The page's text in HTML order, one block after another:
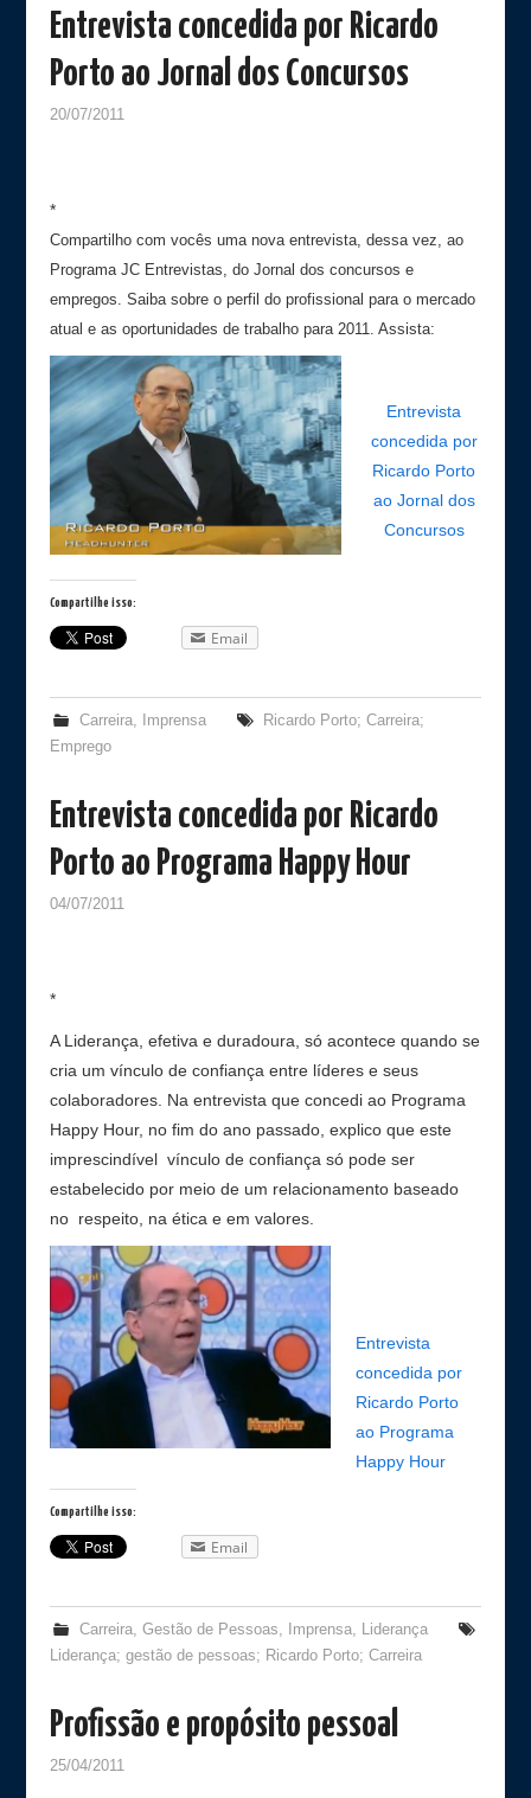
Entrevista concedida por Ricardo
Porto ao Jornal dos Concursos
20/07/2011
*
Compartilho com vocês uma nova entrevista, dessa vez, ao
Programa JC Entrevistas, do Jornal dos concursos e
empregos.Saiba sobre o perfil do profissional para o mercado
atual e as oportunidades de trabalho para 2011. Assista:
Entrevista
concedida por
Ricardo Porto
ao Jornal dos
Concursos
Compartilhe isso:
Email
Carreira, Imprensa
Ricardo Porto; Carreira;
Emprego
Entrevista concedida por Ricardo
Porto ao Programa Happy Hour
04/07/2011
*
A Liderança, efetiva e duradoura, só acontece quando se
cria um vínculo de confiança entre líderes e seus
colaboradores. Na entrevista que concedi ao Programa
Happy Hour, no fim do ano passado, explico que este
imprescindível vínculo de confiança só pode ser
estabelecido por meio de um relacionamento baseado
no respeito, na ética e em valores.
Entrevista
concedida por
Ricardo Porto
ao Programa
Happy Hour
Compartilhe isso:
Email
Carreira, Gestão de Pessoas, Imprensa, Liderança
Liderança; gestão de pessoas; Ricardo Porto; Carreira
Profissão e propósito pessoal
25/04/2011